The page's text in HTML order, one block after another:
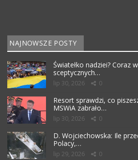
NAJNOWSZE POSTY
Światełko nadziei? Coraz
sceptycznych…
lip 30, 2026 0
Resort sprawdzi, co
MSWiA zabrało…
lip 30, 2026 0
D. Wojciechowska: Ile
Polacy,…
lip 29, 2026 0